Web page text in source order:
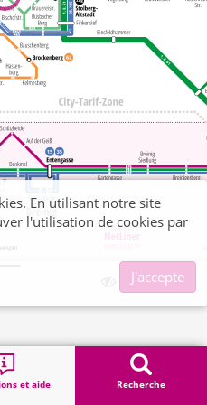
et aide Recherche
En utilisant notre site
l'utilisation de cookies par
J'accepte